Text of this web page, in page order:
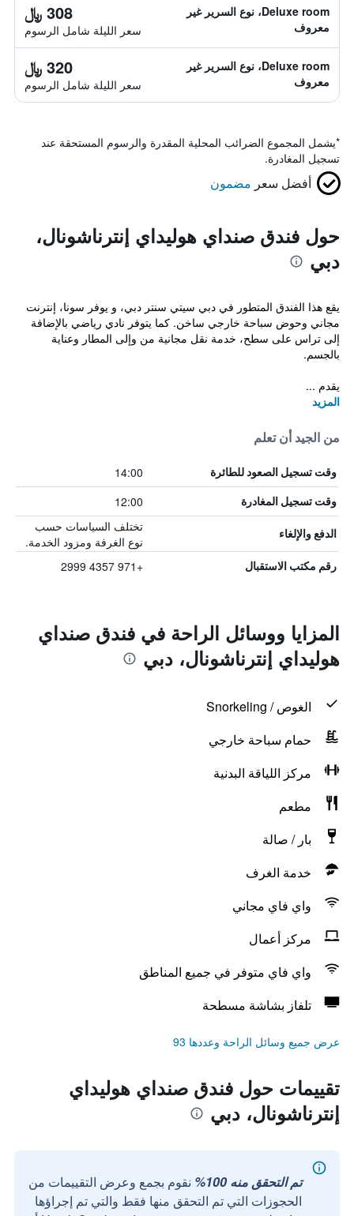
Deluxe room، نوع السرير غير
معروف
308 ﷼
سعر الليلة شامل الرسوم
Deluxe room، نوع السرير غير
معروف
320 ﷼
سعر الليلة شامل الرسوم
*يشمل المجموع الضرائب المحلية المقدرة والرسوم المستحقة عند
تسجيل المغادرة.
أفضل سعر مضمون
حول فندق صنداي هوليداي إنترناشونال،
دبي
يقع هذا الفندق المتطور في دبي سيتي سنتر دبي، و يوفر سونا، إنترنت
مجاني وحوض سباحة خارجي ساخن. كما يتوفر نادي رياضي بالإضافة
إلى تراس على سطح، خدمة نقل مجانية من وإلى المطار وعناية
بالجسم.
يقدم ...
المزيد
من الجيد أن تعلم
وقت تسجيل الصعود للطائرة 14:00
وقت تسجيل المغادرة 12:00
الدفع والإلغاء
تختلف السياسات حسب
نوع الغرفة ومزود الخدمة.
رقم مكتب الاستقبال +971 4357 2999
المزايا ووسائل الراحة في فندق صنداي
هوليداي إنترناشونال، دبي
الغوص / Snorkeling
حمام سباحة خارجي
مركز اللياقة البدنية
مطعم
بار / صالة
خدمة الغرف
واي فاي مجاني
مركز أعمال
واي فاي متوفر في جميع المناطق
تلفاز بشاشة مسطحة
عرض جميع وسائل الراحة وعددها 93
تقييمات حول فندق صنداي هوليداي
إنترناشونال، دبي
تم التحقق منه 100%
نقوم بجمع وعرض التقييمات من
الحجوزات التي تم التحقق منها فقط والتي تم إجراؤها